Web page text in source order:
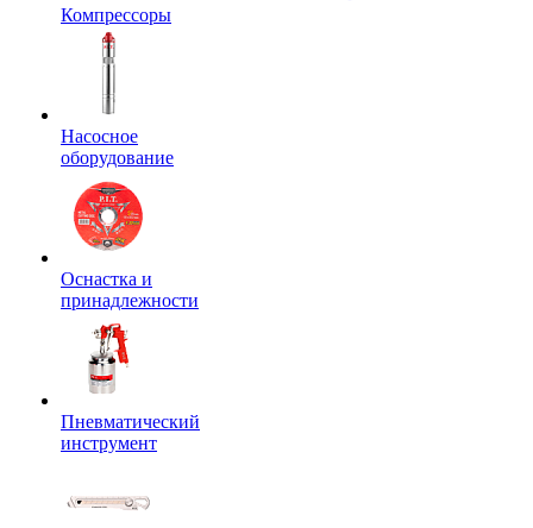
Компрессоры
Насосное
оборудование
Оснастка и
принадлежности
Пневматический
инструмент